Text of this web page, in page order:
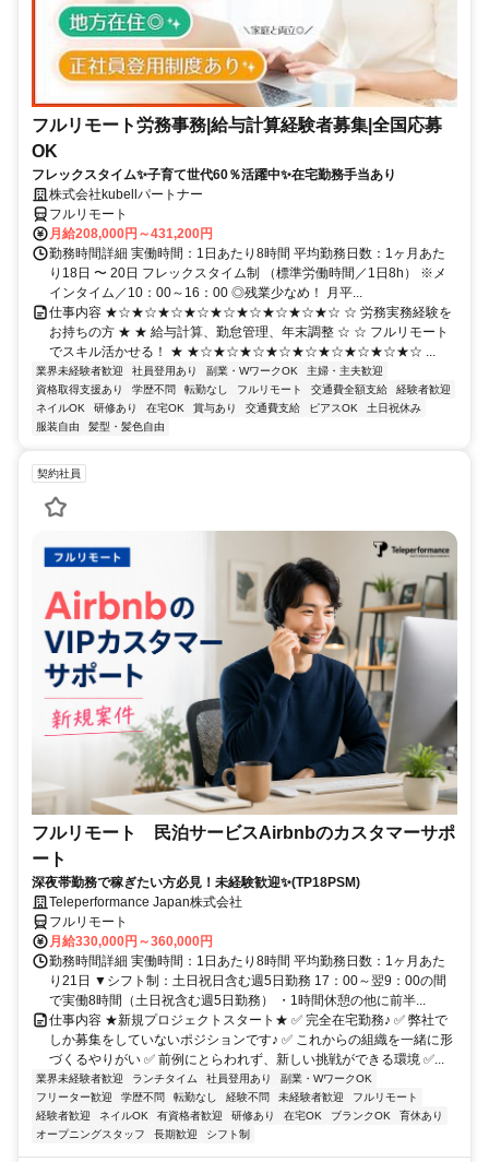
フルリモート労務事務|給与計算経験者募集|全国応募
OK
フレックスタイム✨子育て世代60％活躍中✨在宅勤務手当あり
株式会社kubellパートナー
フルリモート
月給208,000円～431,200円
勤務時間詳細 実働時間：1日あたり8時間 平均勤務日数：1ヶ月あた
り18日 〜 20日 フレックスタイム制 （標準労働時間／1日8h） ※メ
インタイム／10：00～16：00 ◎残業少なめ！ 月平...
仕事内容 ★☆★☆★☆★☆★☆★☆★☆★☆★☆ ☆ 労務実務経験を
お持ちの方 ★ ★ 給与計算、勤怠管理、年末調整 ☆ ☆ フルリモート
でスキル活かせる！ ★ ★☆★☆★☆★☆★☆★☆★☆★☆★☆ ...
業界未経験者歓迎 社員登用あり 副業・WワークOK
主婦・主夫歓迎
資格取得支援あり
学歴不問 転勤なし フルリモート 交通費全額支給
経験者歓迎
ネイルOK
研修あり 在宅OK 賞与あり 交通費支給 ピアスOK
土日祝休み
服装自由
髪型・髪色自由
契約社員
フルリモート 民泊サービスAirbnbのカスタマーサポ
ート
深夜帯勤務で稼ぎたい方必見！未経験歓迎✨(TP18PSM)
Teleperformance Japan株式会社
フルリモート
月給330,000円～360,000円
勤務時間詳細 実働時間：1日あたり8時間 平均勤務日数：1ヶ月あた
り21日 ▼シフト制：土日祝日含む週5日勤務 17：00～翌9：00の間
で実働8時間（土日祝含む週5日勤務） ・1時間休憩の他に前半...
仕事内容 ★新規プロジェクトスタート★ ✅ 完全在宅勤務♪ ✅ 弊社で
しか募集をしていないポジションです♪ ✅ これからの組織を一緒に形
づくるやりがい ✅ 前例にとらわれず、新しい挑戦ができる環境 ✅...
業界未経験者歓迎 ランチタイム 社員登用あり
副業・WワークOK
フリーター歓迎
学歴不問 転勤なし 経験不問 未経験者歓迎
フルリモート
経験者歓迎
ネイルOK 有資格者歓迎 研修あり 在宅OK ブランクOK
育休あり
オープニングスタッフ
長期歓迎 シフト制